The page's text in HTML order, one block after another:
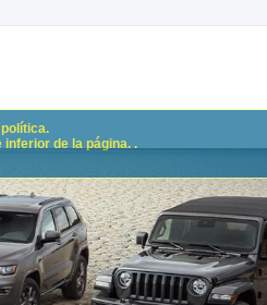
de la página. .